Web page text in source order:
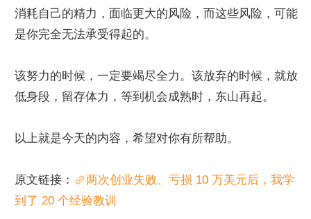
消耗自己的精力，面临更大的风险，而这些风险，可能
是你完全无法承受得起的。
该努力的时候，一定要竭尽全力。该放弃的时候，就放
低身段，留存体力，等到机会成熟时，东山再起。
以上就是今天的内容，希望对你有所帮助。
原文链接：
两次创业失败、亏损 10 万美元后，我学
到了 20 个经验教训